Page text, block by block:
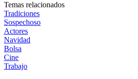
Temas relacionados
Tradiciones
Sospechoso
Actores
Navidad
Bolsa
Cine
Trabajo